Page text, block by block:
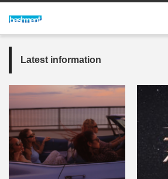
Latest information